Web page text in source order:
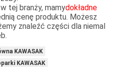
tej branży, mamydokładne
cenę produktu. Możesz
znaleźć części dla niemal
KAWASAK
KAWASAK